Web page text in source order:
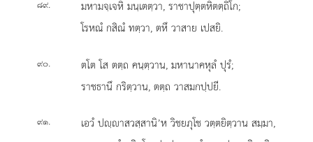
๘๙.
มหามจฺเจหิ มนฺเตตฺวา, ราชาปุตฺตหิตตฺถิโก;
โรหณํ กสิณํ ทตฺวา, ตหึ วาสาย เปสยิ.
๙๐.
ตโต โส ตตฺถ คนฺตฺวาน, มหานาคหุลํ ปุรํ;
ราชธานึ กริตฺวาน, ตตฺถ วาสมกปฺปยี.
๙๑.
เอวํ ปฺาสวสฺสานิ’ห วิชยภุโช วตฺตยิตฺวาน สมฺมา,